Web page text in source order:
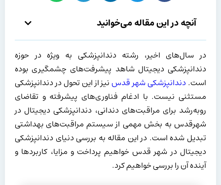
آنچه در این مقاله می‌خوانید
در سال‌های اخیر، رشته دندانپزشکی به ویژه در حوزه
دندانپزشکی دیجیتال شاهد پیشرفت‌های چشمگیری بوده
است. دندانپزشکی شهر قدسنیز از این تحول در دندانپزشکی
مستثنی نیست. با ادغام فناوری‌های پیشرفته و تقاضای
روبه‌رشد برای مراقبت‌های دندانی، دندانپزشکی دیجیتال در
شهرقدس به بخش مهمی از سیستم مراقبت‌های بهداشتی
تبدیل شده است. در این مقاله به بررسی دنیای دندانپزشکی
دیجیتال در شهر قدس خواهیم پرداخت و مزایا، کاربردها و
آینده آن را بررسی خواهیم کرد.